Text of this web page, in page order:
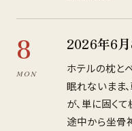
8
MON
2026年6
ホテルの枕と
眠れないまま
が、単に固く
途中から坐骨